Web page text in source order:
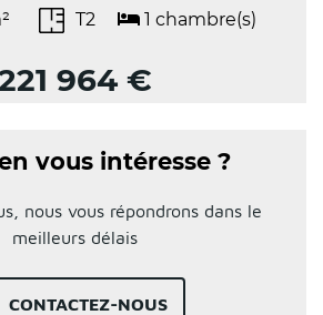
T2 1 chambre(s)
964 €
vous intéresse ?
nous vous répondrons dans le
meilleurs délais
CONTACTEZ-NOUS